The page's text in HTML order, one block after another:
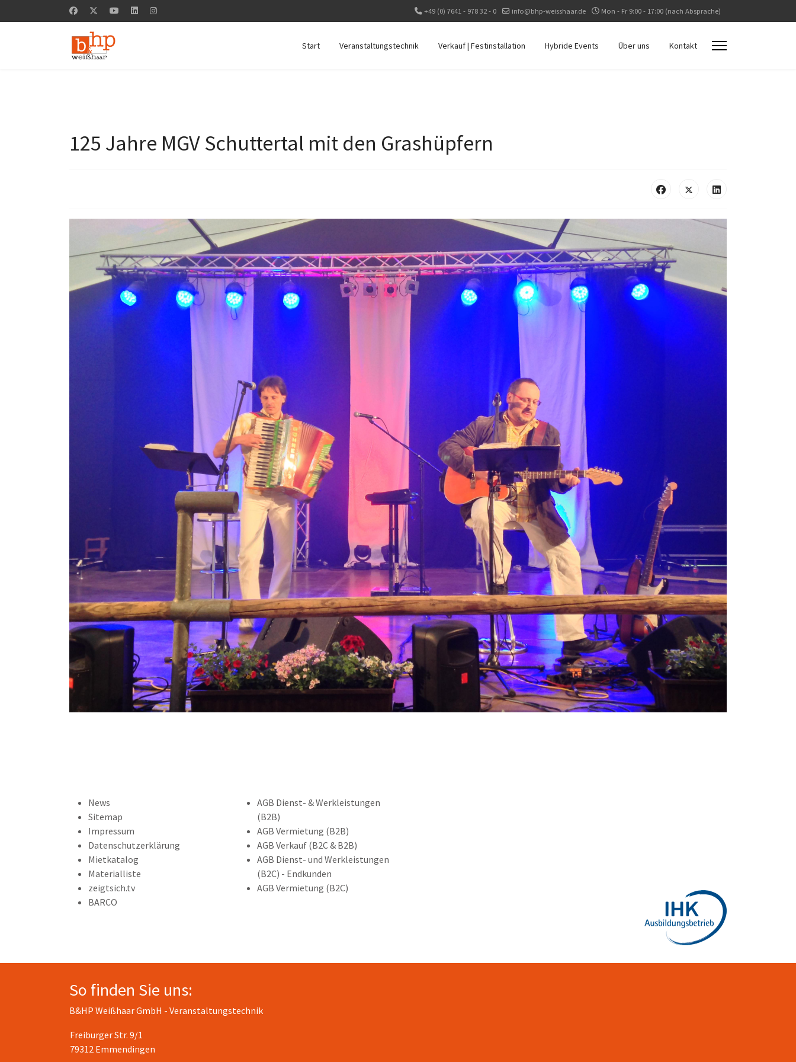
+49 (0) 7641 - 978 32 - 0 info@bhp-weisshaar.de Mon - Fr 9:00 - 17:00 (nach Absprache)
Start Veranstaltungstechnik Verkauf | Festinstallation Hybride Events Über uns Kontakt
125 Jahre MGV Schuttertal mit den Grashüpfern
News
Sitemap
Impressum
Datenschutzerklärung
Mietkatalog
Materialliste
zeigtsich.tv
BARCO
AGB Dienst- & Werkleistungen
(B2B)
AGB Vermietung (B2B)
AGB Verkauf (B2C & B2B)
AGB Dienst- und Werkleistungen
(B2C) - Endkunden
AGB Vermietung (B2C)
So finden Sie uns:
B&HP Weißhaar GmbH - Veranstaltungstechnik
Freiburger Str. 9/1
79312 Emmendingen